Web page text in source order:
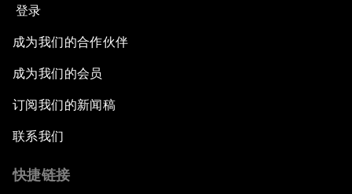
登录
成为我们的合作伙伴
成为我们的会员
订阅我们的新闻稿
联系我们
快捷链接